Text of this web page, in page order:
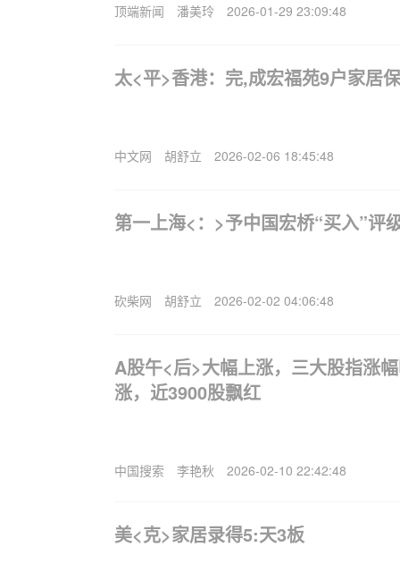
顶端新闻 潘美玲 2026-01-29 23:09:48
太<平>香港：完,成宏福苑9户家居
中文网 胡舒立 2026-02-06 18:45:48
第一上海<：>予中国宏桥“买入”评
砍柴网 胡舒立 2026-02-02 04:06:48
A股午<后>大幅上涨，三大股指涨
涨，近3900股飘红
中国搜索 李艳秋 2026-02-10 22:42:48
美<克>家居录得5:天3板